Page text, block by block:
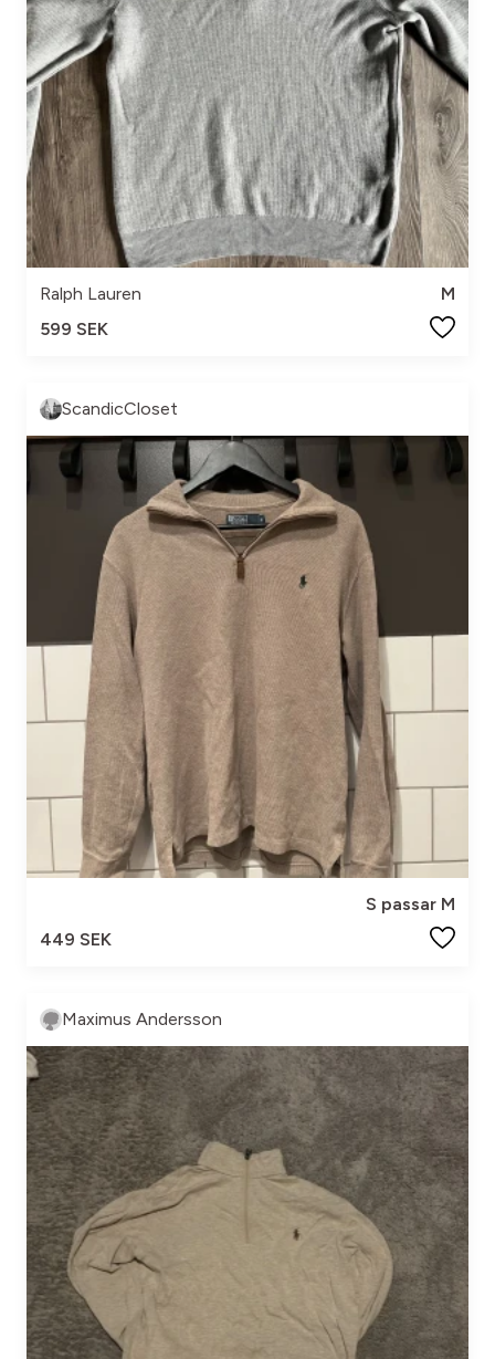
Ralph Lauren
M
599 SEK
ScandicCloset
S passar M
449 SEK
Maximus Andersson